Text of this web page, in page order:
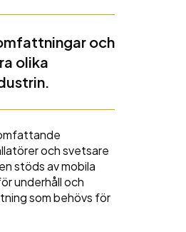
och
olika
och svetsare
stöds av mobila
underhåll och
som behövs för